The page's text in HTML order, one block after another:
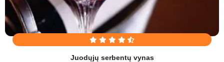
Juodųjų serbentų vynas